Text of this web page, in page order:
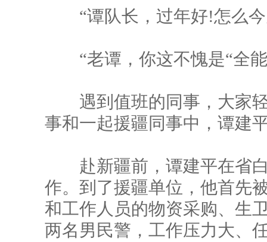
“谭队长，过年好!怎么今
“老谭，你这不愧是“全能
遇到值班的同事，大家轻
事和一起援疆同事中，谭建
赴新疆前，谭建平在省白
作。到了援疆单位，他首先
和工作人员的物资采购、生
两名男民警，工作压力大、